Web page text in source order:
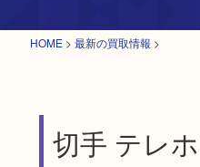
HOME > 最新の買取情報 >
切手 テレ